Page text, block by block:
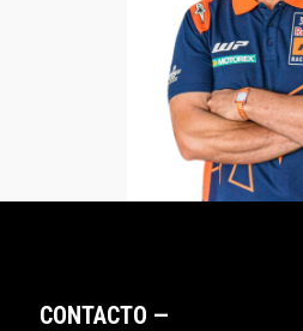
CONTACTO —